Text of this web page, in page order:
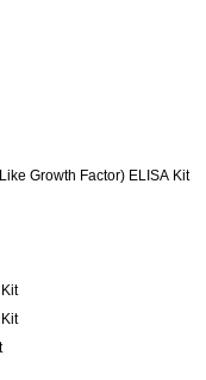
Growth Factor) ELISA Kit